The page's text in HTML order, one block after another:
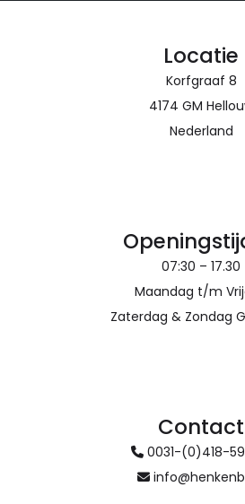
Locatie
Korfgraaf 8
4174 GM
Nederland
07:30 – 17.30
Maandag t/m
Zaterdag & Zondag
Contact
0031-(0)418-